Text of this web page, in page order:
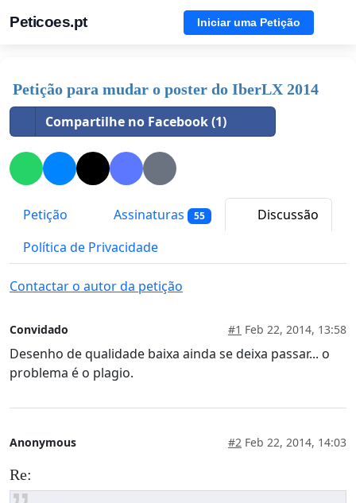
Peticoes.pt Iniciar uma Petição
Petição para mudar o poster do IberLX 2014
Compartilhe no Facebook (1)
Petição Assinaturas 55
Discussão
Política de Privacidade
Contactar o autor da petição
Convidado #1 Feb 22, 2014, 13:58
Desenho de qualidade baixa ainda se deixa passar... o
problema é o plagio.
Anonymous #2 Feb 22, 2014, 14:03
Re: